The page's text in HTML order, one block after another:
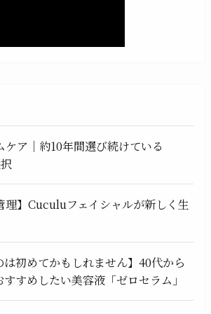
ア｜約10年間選び続けている
理】Cuculuフェイシャルが新しく生
は初めてかもしれません】40代から
すめしたい美容液「ゼロセラム」